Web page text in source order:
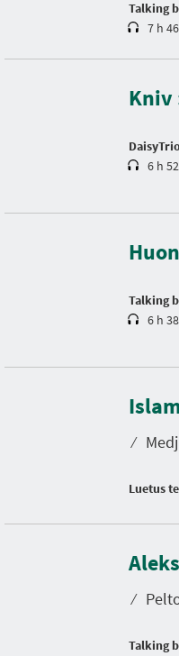
Talking
7 h
Kniv
D
r
t
i
6 h
Talking
r
t
i
n
6 h
⁄
Luetus
⁄
Talking
D
r
a
t
i
n